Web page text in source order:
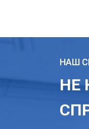
НАШ
НЕ